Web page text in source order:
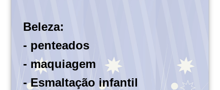
Beleza:
- penteados
- maquiagem
- Esmaltação infantil